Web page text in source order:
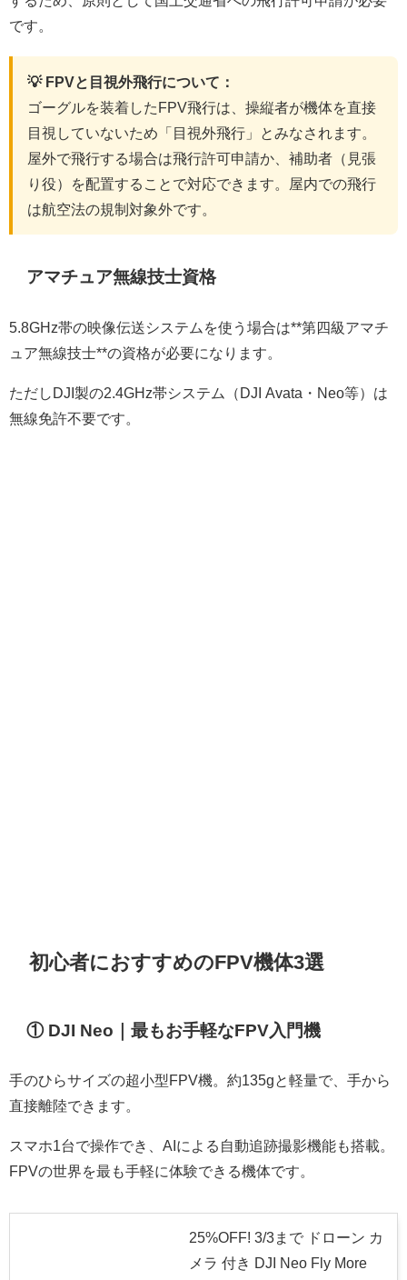
です。
💡 FPVと目視外飛行について：
ゴーグルを装着したFPV飛行は、操縦者が機体を直接
目視していないため「目視外飛行」とみなされます。
屋外で飛行する場合は飛行許可申請か、補助者（見張
り役）を配置することで対応できます。屋内での飛行
は航空法の規制対象外です。
アマチュア無線技士資格
5.8GHz帯の映像伝送システムを使う場合は**第四級アマチ
ュア無線技士**の資格が必要になります。
ただしDJI製の2.4GHz帯システム（DJI Avata・Neo等）は
無線免許不要です。
初心者におすすめのFPV機体3選
① DJI Neo｜最もお手軽なFPV入門機
手のひらサイズの超小型FPV機。約135gと軽量で、手から
直接離陸できます。
スマホ1台で操作でき、AIによる自動追跡撮影機能も搭載。
FPVの世界を最も手軽に体験できる機体です。
25%OFF! 3/3まで ドローン カ
メラ 付き DJI Neo Fly More